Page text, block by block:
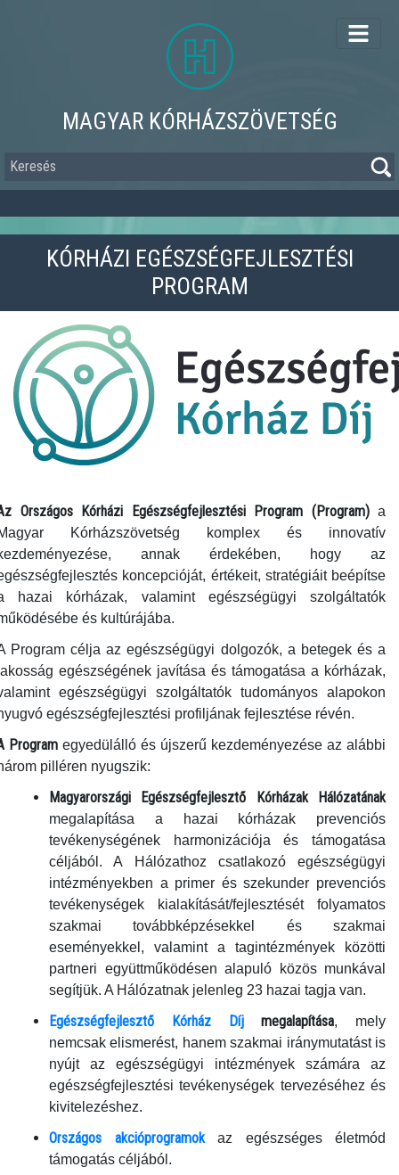
MAGYAR KÓRHÁZSZÖVETSÉG
Keresés
KÓRHÁZI EGÉSZSÉGFEJLESZTÉSI
PROGRAM
Országos Kórházi Egészségfejlesztési Program (Program)a
Kórházszövetség komplex és innovatív
annak érdekében, hogy az
koncepcióját, értékeit, stratégiáit beépítse
hazai kórházak, valamint egészségügyi szolgáltatók
és kultúrájába.
Program célja az egészségügyi dolgozók, a betegek és a
egészségének javítása és támogatása a kórházak,
egészségügyi szolgáltatók tudományos alapokon
egészségfejlesztési profiljának fejlesztése révén.
Program egyedülálló és újszerű kezdeményezése az alábbi
pilléren nyugszik:
Magyarországi Egészségfejlesztő Kórházak Hálózatának
megalapítása a hazai kórházak prevenciós
tevékenységének harmonizációja és támogatása
céljából. A Hálózathoz csatlakozó egészségügyi
intézményekben a primer és szekunder prevenciós
tevékenységek kialakítását/fejlesztését folyamatos
szakmai továbbképzésekkel és szakmai
eseményekkel, valamint a tagintézmények közötti
partneri együttműködésen alapuló közös munkával
segítjük. A Hálózatnak jelenleg 23 hazai tagja van.
Egészségfejlesztő Kórház Díj megalapítása, mely
nemcsak elismerést, hanem szakmai iránymutatást is
nyújt az egészségügyi intézmények számára az
egészségfejlesztési tevékenységek tervezéséhez és
kivitelezéshez.
Országos akcióprogramokaz egészséges életmód
támogatás céljából.